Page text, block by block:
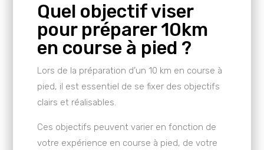
Quel objectif viser
pour préparer 10km
en course à pied ?
Lors de la préparation d’un 10 km en course à
pied, il est essentiel de se fixer des objectifs
clairs et réalisables.
Ces objectifs peuvent varier en fonction de
votre expérience en course à pied, de votre